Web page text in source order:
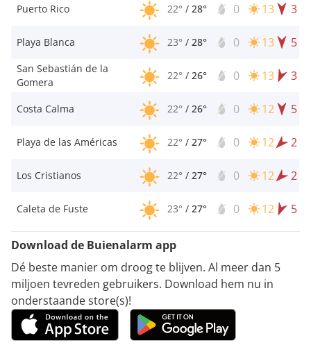
Puerto Rico 22° / 28° 0 13 3
Playa Blanca 23° / 28° 0 13 5
San Sebastián de la
Gomera
22° / 26° 0 13 3
Costa Calma 22° / 26° 0 12 5
Playa de las Américas 22° / 27° 0 12 2
Los Cristianos 22° / 27° 0 12 2
Caleta de Fuste 23° / 27° 0 12 5
Download de Buienalarm app
Dé beste manier om droog te blijven. Al meer dan 5
miljoen tevreden gebruikers. Download hem nu in
onderstaande store(s)!